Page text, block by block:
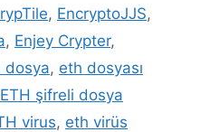
, EncryptoJJS,
, Enjey Crypter,
dosya, eth dosyası
ETH şifreli dosya
virus, eth virüs